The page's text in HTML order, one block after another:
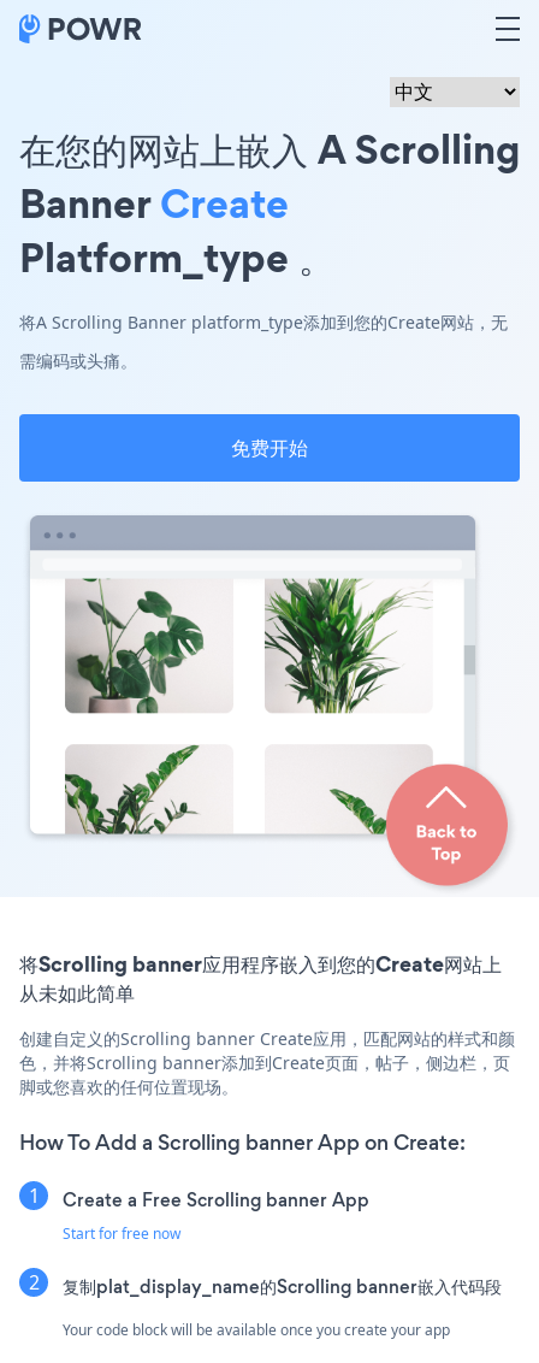
在您的网站上嵌入 A Scrolling
BannerCreate
Platform_type 。
将A Scrolling Banner platform_type添加到您的Create网站，无
需编码或头痛。
免费开始
将Scrolling banner应用程序嵌入到您的Create网站上
从未如此简单
创建自定义的Scrolling banner Create应用，匹配网站的样式和颜
色，并将Scrolling banner添加到Create页面，帖子，侧边栏，页
脚或您喜欢的任何位置现场。
How To Add a Scrolling banner App on Create:
Create a Free Scrolling banner App
Start for free now
复制plat_display_name的Scrolling banner嵌入代码段
Your code block will be available once you create your app